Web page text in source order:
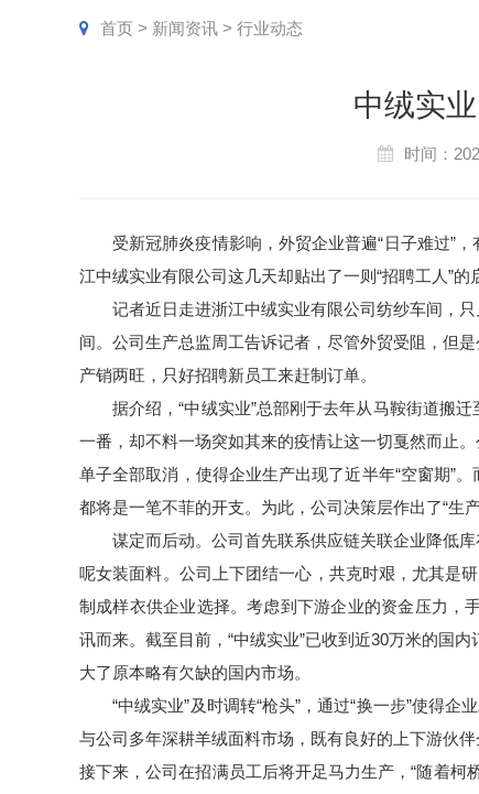
首页 > 新闻资讯 > 行业动态
中绒实
时间：
受新冠肺炎疫情影响，外贸企业普遍“日子难过”
江中绒实业有限公司这几天却贴出了一则“招聘工人”的
记者近日走进浙江中绒实业有限公司纺纱车间，
间。公司生产总监周工告诉记者，尽管外贸受阻，但
产销两旺，只好招聘新员工来赶制订单。
据介绍，“中绒实业”总部刚于去年从马鞍街道搬
一番，却不料一场突如其来的疫情让这一切戛然而止
单子全部取消，使得企业生产出现了近半年“空窗期”
都将是一笔不菲的开支。为此，公司决策层作出了“生
谋定而后动。公司首先联系供应链关联企业降低
呢女装面料。公司上下团结一心，共克时艰，尤其是
制成样衣供企业选择。考虑到下游企业的资金压力，
讯而来。截至目前，“中绒实业”已收到近30万米的国
大了原本略有欠缺的国内市场。
“中绒实业”及时调转“枪头”，通过“换一步”使得
与公司多年深耕羊绒面料市场，既有良好的上下游伙
接下来，公司在招满员工后将开足马力生产，“随着柯